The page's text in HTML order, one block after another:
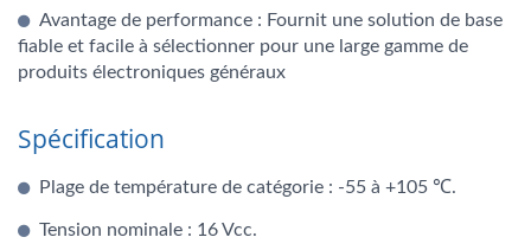
Avantage de performance : Fournit une solution de base
fiable et facile à sélectionner pour une large gamme de
produits électroniques généraux
Spécification
Plage de température de catégorie : -55 à +105 ℃.
Tension nominale : 16 Vcc.